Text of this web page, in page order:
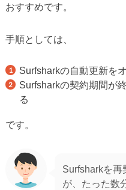
おすすめです。
手順としては、
Surfsharkの自動更新を
Surfsharkの契約期間が
る
です。
Surfsharkを再
が、たった数